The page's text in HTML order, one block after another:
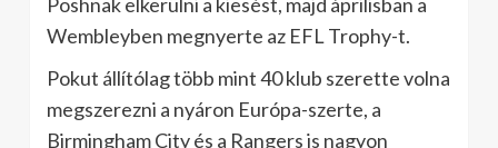
Wembleyben megnyerte az EFL Trophy-t.
Pokut állítólag több mint 40 klub szerette volna
megszerezni a nyáron Európa-szerte, a
Birmingham City és a Rangers is nagyon